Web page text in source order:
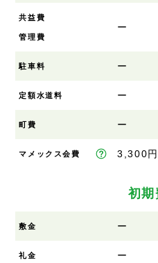
共益費
管理費
ー
駐車料 ー
定額水道料 ー
町費 ー
マメックス会費 3,300円
初期
敷金 ー
礼金 ー